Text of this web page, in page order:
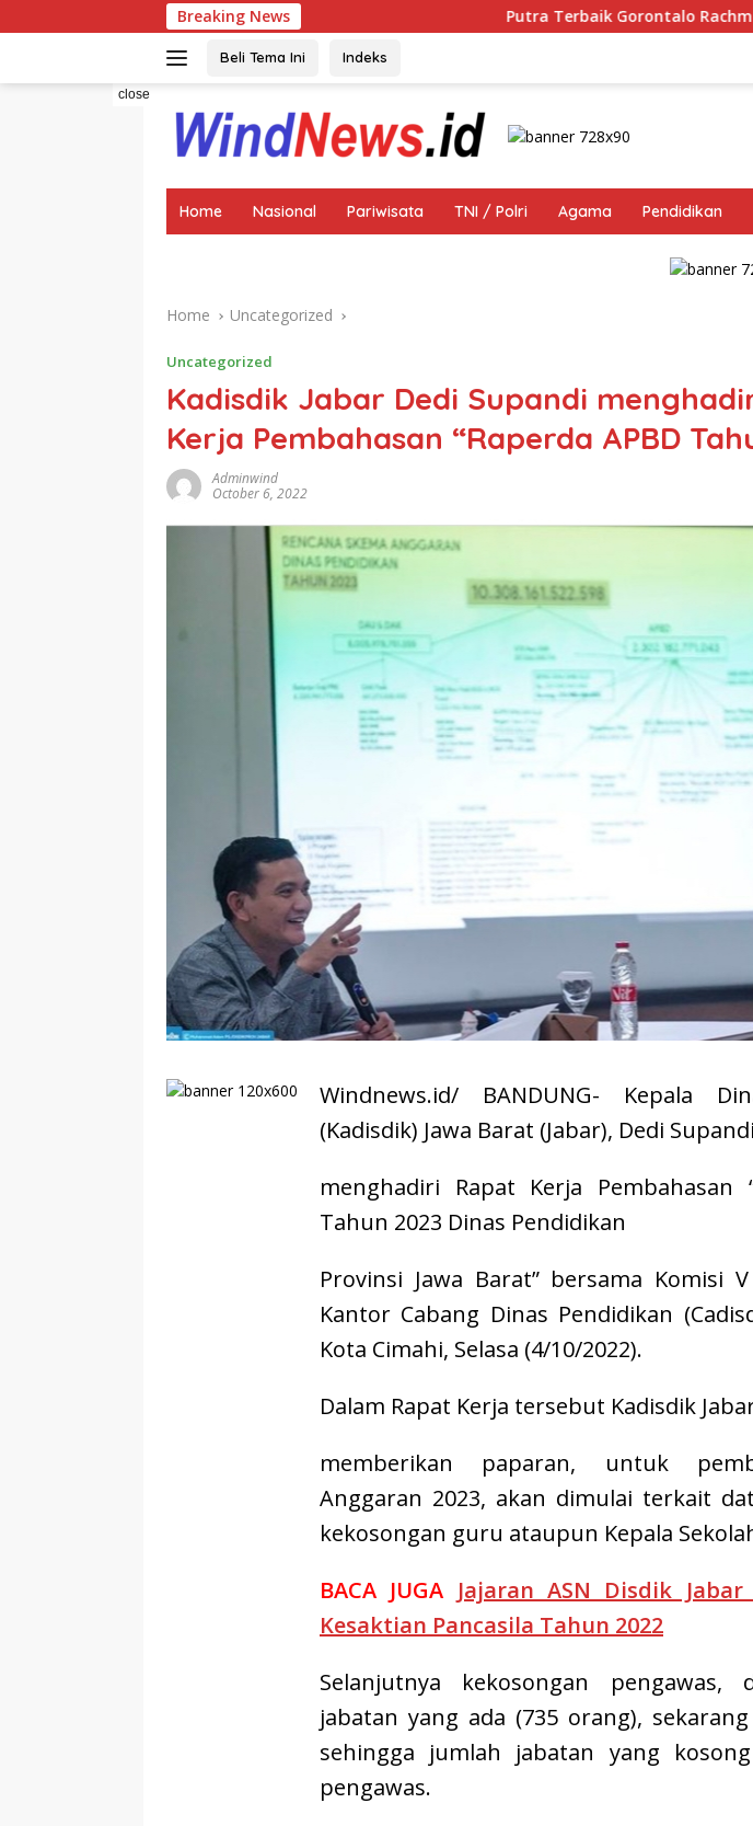
to
Breaking News Putra Terbaik Gorontalo Rachmat Gobel Tutup
Beli Tema Ini Indeks
close
Home Nasional Pariwisata TNI / Polri Agama Pendidikan
Home Uncategorized
Uncategorized
Kadisdik Jabar Dedi Supandi
Kerja Pembahasan “Raperda APBD
Adminwind
October 6, 2022
Windnews.id/ BANDUNG- Kepala
(Kadisdik) Jawa Barat (Jabar), Dedi Supandi
menghadiri Rapat Kerja Pembahasan
Tahun 2023 Dinas Pendidikan
Provinsi Jawa Barat” bersama Komisi
Kantor Cabang Dinas Pendidikan
Kota Cimahi, Selasa (4/10/2022).
Dalam Rapat Kerja tersebut Kadisdik
memberikan paparan, untuk
Anggaran 2023, akan dimulai terkait
kekosongan guru ataupun Kepala
BACA JUGA Jajaran ASN Disdik
Kesaktian Pancasila Tahun 2022
Selanjutnya kekosongan pengawas,
jabatan yang ada (735 orang),
sehingga jumlah jabatan yang
pengawas.